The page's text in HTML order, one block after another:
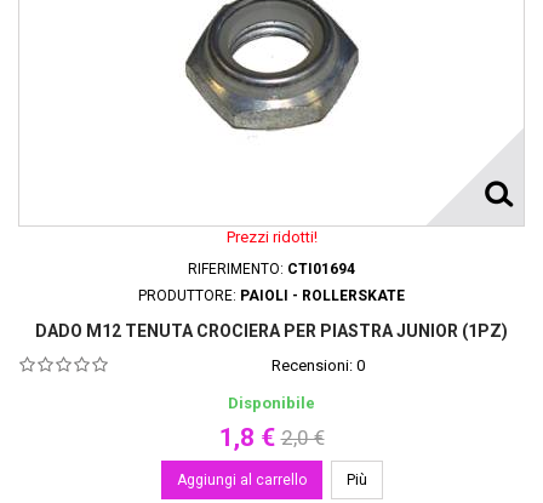
Prezzi ridotti!
RIFERIMENTO: CTI01694
PRODUTTORE: PAIOLI - ROLLERSKATE
DADO M12 TENUTA CROCIERA PER PIASTRA JUNIOR (1PZ)
Recensioni: 0
Disponibile
1,8 € 2,0 €
Aggiungi al carrello Più